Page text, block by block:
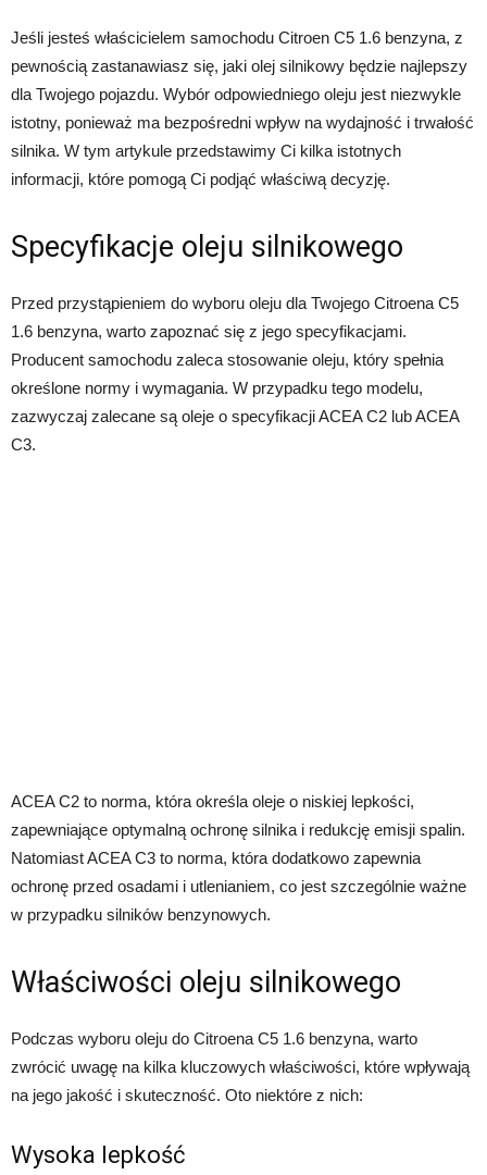
Jeśli jesteś właścicielem samochodu Citroen C5 1.6 benzyna, z
pewnością zastanawiasz się, jaki olej silnikowy będzie najlepszy
dla Twojego pojazdu. Wybór odpowiedniego oleju jest niezwykle
istotny, ponieważ ma bezpośredni wpływ na wydajność i trwałość
silnika. W tym artykule przedstawimy Ci kilka istotnych
informacji, które pomogą Ci podjąć właściwą decyzję.
Specyfikacje oleju silnikowego
Przed przystąpieniem do wyboru oleju dla Twojego Citroena C5
1.6 benzyna, warto zapoznać się z jego specyfikacjami.
Producent samochodu zaleca stosowanie oleju, który spełnia
określone normy i wymagania. W przypadku tego modelu,
zazwyczaj zalecane są oleje o specyfikacji ACEA C2 lub ACEA
C3.
ACEA C2 to norma, która określa oleje o niskiej lepkości,
zapewniające optymalną ochronę silnika i redukcję emisji spalin.
Natomiast ACEA C3 to norma, która dodatkowo zapewnia
ochronę przed osadami i utlenianiem, co jest szczególnie ważne
w przypadku silników benzynowych.
Właściwości oleju silnikowego
Podczas wyboru oleju do Citroena C5 1.6 benzyna, warto
zwrócić uwagę na kilka kluczowych właściwości, które wpływają
na jego jakość i skuteczność. Oto niektóre z nich:
Wysoka lepkość